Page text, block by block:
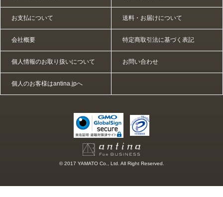
お支払について 送料・お届けについて
会社概要 特定商取引法に基づく表記
個人情報のお取り扱いについて お問い合わせ
個人のお客様はantina.jpへ
© 2017 YAMATO Co., Ltd. All Right Reserved.